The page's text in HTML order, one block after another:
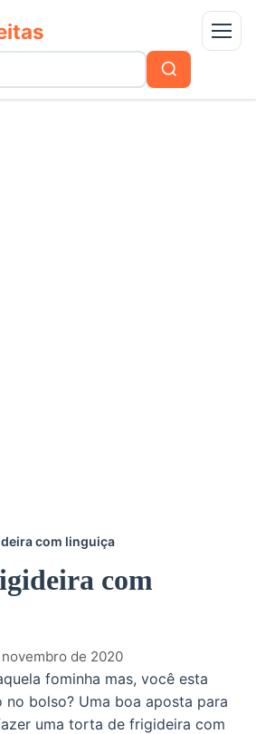
Menu
Buscar
com linguiça
com
novembro de 2020
fominha mas, você esta
bolso? Uma boa aposta para
uma torta de frigideira com